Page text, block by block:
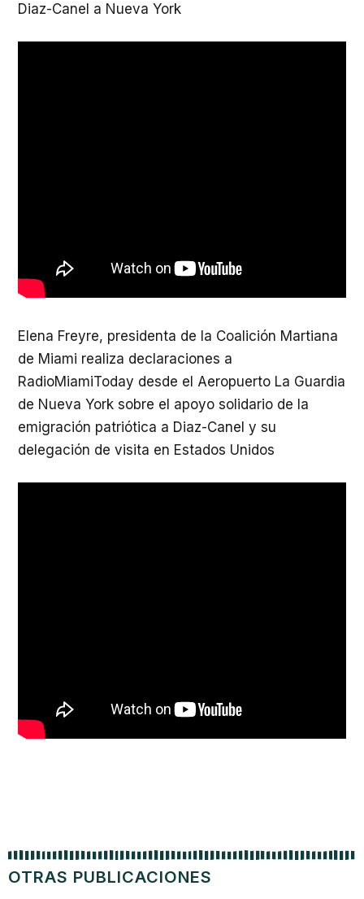
Diaz-Canel a Nueva York
Elena Freyre, presidenta de la Coalición Martiana
de Miami realiza declaraciones a
RadioMiamiToday desde el Aeropuerto La Guardia
de Nueva York sobre el apoyo solidario de la
emigración patriótica a Diaz-Canel y su
delegación de visita en Estados Unidos
OTRAS PUBLICACIONES